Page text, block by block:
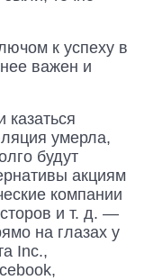
к успеху в
важен и
казаться
умерла,
будут
акциям
компании
и т. д. —
на глазах у
Inc.,